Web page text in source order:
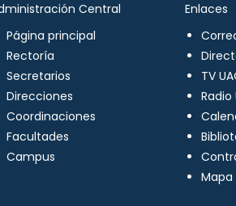
Central
Página principal
Rectoría
Secretarios
Direcciones
Coordinaciones
Facultades
Campus
Enlaces
TV
Radio
Mapa